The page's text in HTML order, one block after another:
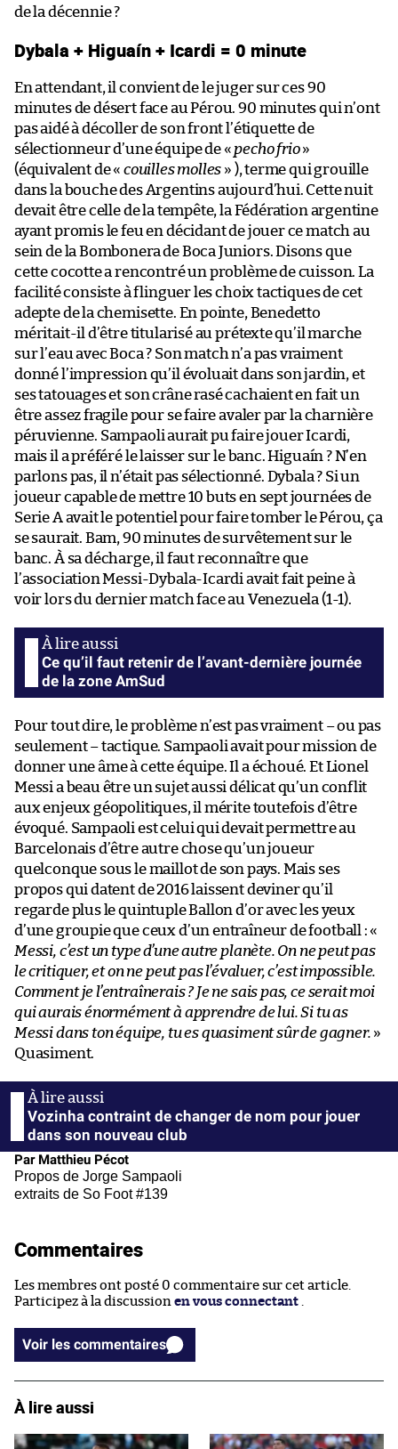
de la décennie ?
Dybala + Higuaín + Icardi = 0 minute
En attendant, il convient de le juger sur ces 90
minutes de désert face au Pérou. 90 minutes qui n’ont
pas aidé à décoller de son front l’étiquette de
sélectionneur d’une équipe de « pecho frio»
(équivalent de « couilles molles » ), terme qui grouille
dans la bouche des Argentins aujourd’hui. Cette nuit
devait être celle de la tempête, la Fédération argentine
ayant promis le feu en décidant de jouer ce match au
sein de la Bombonera de Boca Juniors. Disons que
cette cocotte a rencontré un problème de cuisson. La
facilité consiste à flinguer les choix tactiques de cet
adepte de la chemisette. En pointe, Benedetto
méritait-il d’être titularisé au prétexte qu’il marche
sur l’eau avec Boca ? Son match n’a pas vraiment
donné l’impression qu’il évoluait dans son jardin, et
ses tatouages et son crâne rasé cachaient en fait un
être assez fragile pour se faire avaler par la charnière
péruvienne. Sampaoli aurait pu faire jouer Icardi,
mais il a préféré le laisser sur le banc. Higuaín ? N’en
parlons pas, il n’était pas sélectionné. Dybala ? Si un
joueur capable de mettre 10 buts en sept journées de
Serie A avait le potentiel pour faire tomber le Pérou, ça
se saurait. Bam, 90 minutes de survêtement sur le
banc. À sa décharge, il faut reconnaître que
l’association Messi-Dybala-Icardi avait fait peine à
voir lors du dernier match face au Venezuela (1-1).
Ce qu’il faut retenir de l’avant-dernière journée
de la zone AmSud
Pour tout dire, le problème n’est pas vraiment – ou pas
seulement – tactique. Sampaoli avait pour mission de
donner une âme à cette équipe. Il a échoué. Et Lionel
Messi a beau être un sujet aussi délicat qu’un conflit
aux enjeux géopolitiques, il mérite toutefois d’être
évoqué. Sampaoli est celui qui devait permettre au
Barcelonais d’être autre chose qu’un joueur
quelconque sous le maillot de son pays. Mais ses
propos qui datent de 2016 laissent deviner qu’il
regarde plus le quintuple Ballon d’or avec les yeux
d’une groupie que ceux d’un entraîneur de football : «
Messi, c’est un type d’une autre planète. On ne peut pas
le critiquer, et on ne peut pas l’évaluer, c’est impossible.
Comment je l’entraînerais ? Je ne sais pas, ce serait moi
qui aurais énormément à apprendre de lui. Si tu as
Messi dans ton équipe, tu es quasiment sûr de gagner. »
Quasiment.
Vozinha contraint de changer de nom pour jouer
dans son nouveau club
Par Matthieu Pécot
Propos de Jorge Sampaoli
extraits de So Foot #139
Commentaires
Les membres ont posté 0 commentaire sur cet article.
Participez à la discussion en vous connectant .
Voir les commentaires
À lire aussi